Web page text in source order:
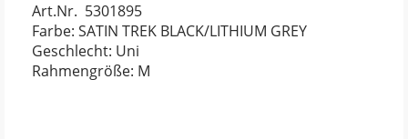
Art.Nr. 5301895
Farbe: SATIN TREK BLACK/LITHIUM GREY
Geschlecht: Uni
Rahmengröße: M